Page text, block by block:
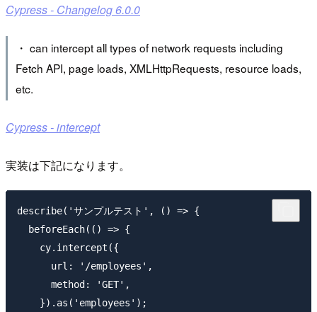
Cypress - Changelog 6.0.0
・ can intercept all types of network requests including
Fetch API, page loads, XMLHttpRequests, resource loads,
etc.
Cypress - intercept
実装は下記になります。
describe('サンプルテスト', () => {
  beforeEach(() => {
    cy.intercept({
      url: '/employees',
      method: 'GET',
    }).as('employees');